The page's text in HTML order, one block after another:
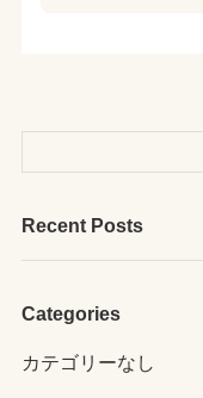
Recent Posts
Categories
カテゴリーなし